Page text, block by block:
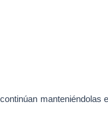
manteniéndolas